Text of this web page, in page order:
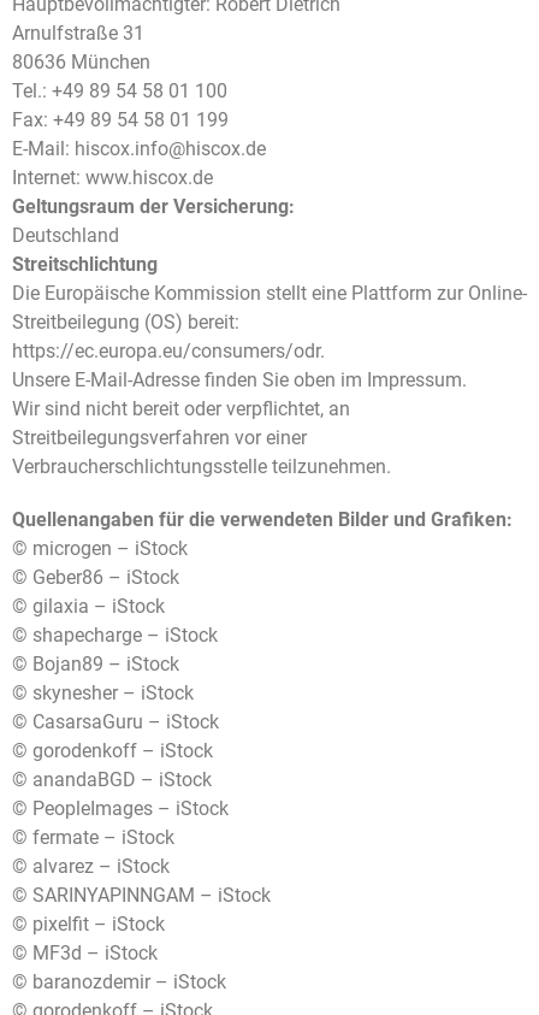
Hauptbevollmächtigter: Robert Dietrich
Arnulfstraße 31
80636 München
Tel.: +49 89 54 58 01 100
Fax: +49 89 54 58 01 199
E-Mail: hiscox.info@hiscox.de
Internet: www.hiscox.de
Geltungsraum der Versicherung:
Deutschland
Streitschlichtung
Die Europäische Kommission stellt eine Plattform zur Online-
Streitbeilegung (OS) bereit:
https://ec.europa.eu/consumers/odr.
Unsere E-Mail-Adresse finden Sie oben im Impressum.
Wir sind nicht bereit oder verpflichtet, an
Streitbeilegungsverfahren vor einer
Verbraucherschlichtungsstelle teilzunehmen.
Quellenangaben für die verwendeten Bilder und Grafiken:
© microgen – iStock
© Geber86 – iStock
© gilaxia – iStock
© shapecharge – iStock
© Bojan89 – iStock
© skynesher – iStock
© CasarsaGuru – iStock
© gorodenkoff – iStock
© anandaBGD – iStock
© PeopleImages – iStock
© fermate – iStock
© alvarez – iStock
© SARINYAPINNGAM – iStock
© pixelfit – iStock
© MF3d – iStock
© baranozdemir – iStock